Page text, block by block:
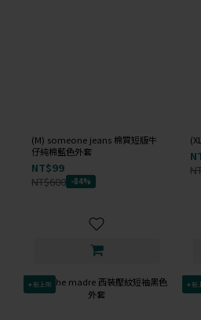
(M) someone jeans 棉質短版牛
仔純棉藍色外套
NT$99
NT$600 -84%
✦新上架 ✦新